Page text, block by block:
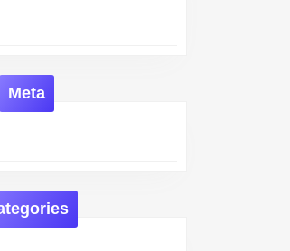
Meta